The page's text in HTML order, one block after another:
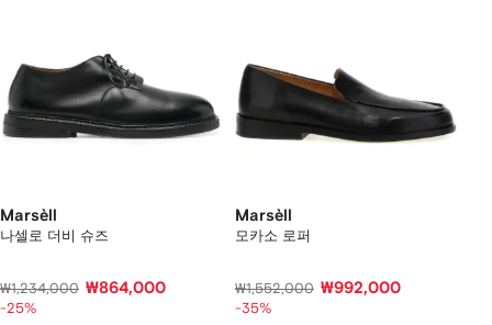
Marsèll
나셀로 더비 슈즈
₩1,234,000 ₩864,000
-25%
Marsèll
모카소 로퍼
₩1,552,000 ₩992,000
-35%